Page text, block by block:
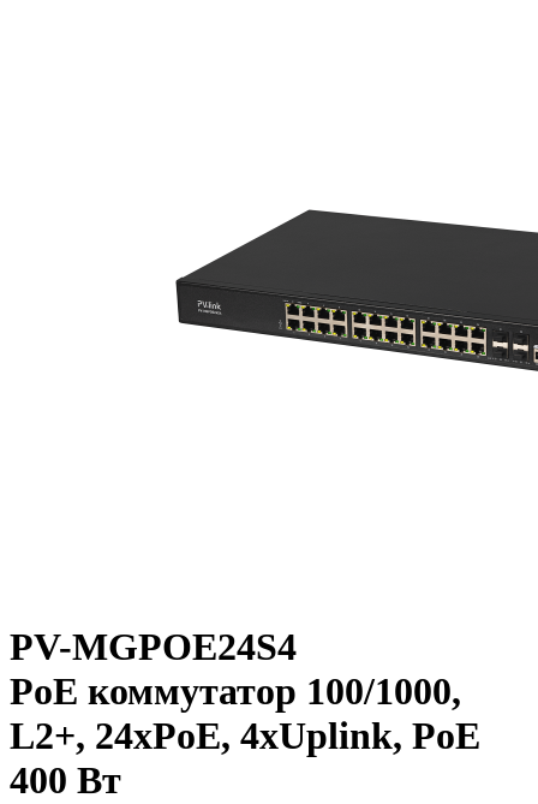
PV-MGPOE24S4
PoE коммутатор 100/1000,
L2+, 24xPoE, 4xUplink, PoE
400 Вт